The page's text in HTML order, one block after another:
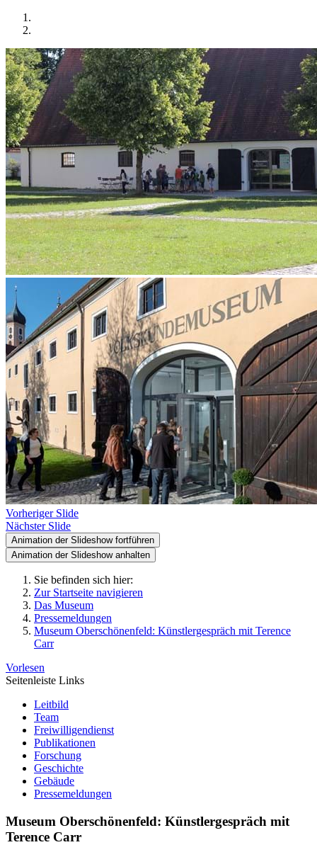
Vorheriger Slide
Nächster Slide
Animation der Slideshow fortführen
Animation der Slideshow anhalten
Sie befinden sich hier:
Zur Startseite navigieren
Das Museum
Pressemeldungen
Museum Oberschönenfeld: Künstlergespräch mit Terence
Carr
Vorlesen
Seitenleiste Links
Leitbild
Team
Freiwilligendienst
Publikationen
Forschung
Geschichte
Gebäude
Pressemeldungen
Museum Oberschönenfeld: Künstlergespräch mit
Terence Carr